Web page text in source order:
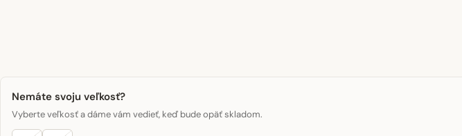
Nemáte svoju veľkosť?
Vyberte veľkosť a dáme vám vedieť, keď bude opäť skladom.